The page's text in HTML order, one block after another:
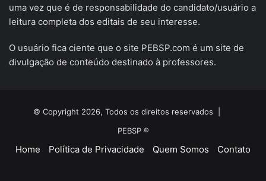
uma vez que é de responsabilidade do candidato/usuário a
leitura completa dos editais de seu interesse.
O usuário fica ciente que o site PEBSP.com é um site de
divulgação de conteúdo destinado à professores.
© Copyright 2026, Todos os direitos reservados |
PEBSP ®
Home Política de Privacidade Quem Somos Contato